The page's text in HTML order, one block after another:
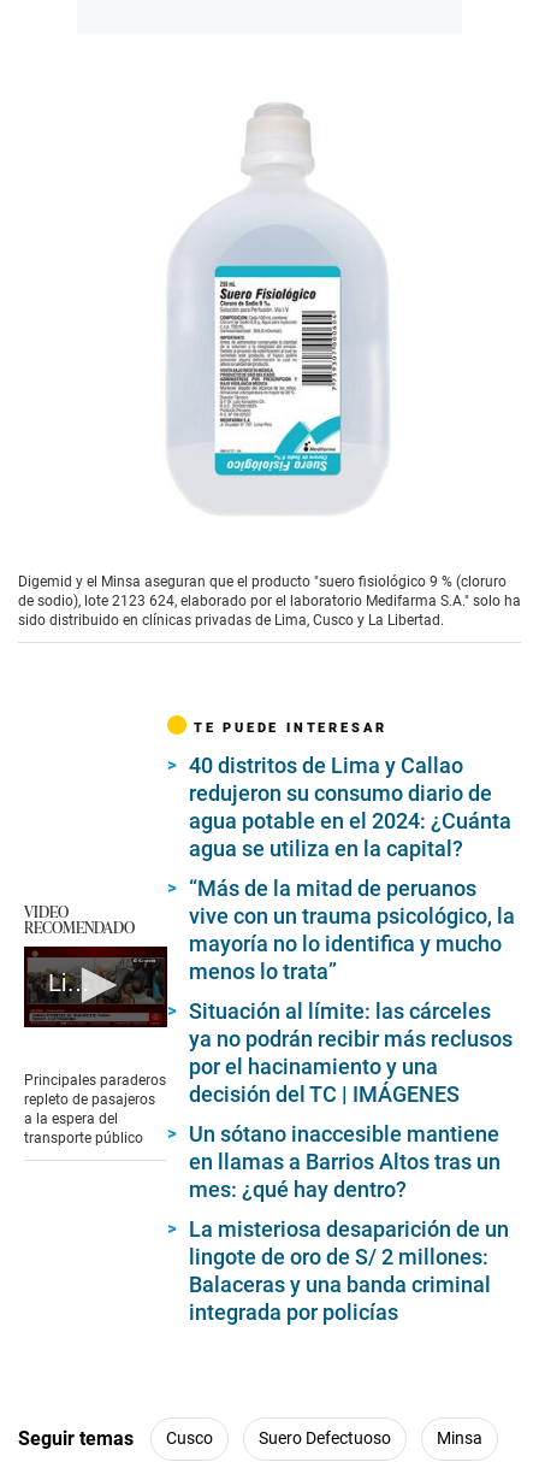
Digemid y el Minsa aseguran que el producto "suero fisiológico 9 % (cloruro
de sodio), lote 2123 624, elaborado por el laboratorio Medifarma S.A." solo ha
sido distribuido en clínicas privadas de Lima, Cusco y La Libertad.
VIDEO
RECOMENDADO
Lima: paro de transportistas afecta a trabajadores
of
4
minutes,
1
second
Principales paraderos
repleto de pasajeros
a la espera del
transporte público
TE PUEDE INTERESAR
40 distritos de Lima y Callao
redujeron su consumo diario de
agua potable en el 2024: ¿Cuánta
agua se utiliza en la capital?
“Más de la mitad de peruanos
vive con un trauma psicológico, la
mayoría no lo identifica y mucho
menos lo trata”
Situación al límite: las cárceles
ya no podrán recibir más reclusos
por el hacinamiento y una
decisión del TC | IMÁGENES
Un sótano inaccesible mantiene
en llamas a Barrios Altos tras un
mes: ¿qué hay dentro?
La misteriosa desaparición de un
lingote de oro de S/ 2 millones:
Balaceras y una banda criminal
integrada por policías
Seguir temas Cusco Suero Defectuoso Minsa